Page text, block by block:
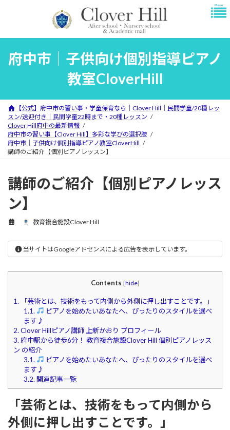
府中市｜子供向け個別指導ピアノ
教室CloverHill
【公式】府中市の習い事・学童保育なら｜Clover Hill｜民間学童/20種レッ
スン/送迎付き｜民間学童22時まで・20種レッスン
Clover Hill府中の最新情報
府中市の習い事【Clover Hill】多彩な学びの選択肢
府中市｜子供向け個別指導ピアノ教室CloverHill
講師のご紹介【個別ピアノレッスン】
講師のご紹介【個別ピアノレッス
ン】
教育複合施設Clover Hill
当サイトはGoogleアドセンスによる広告を表示しています。
Contents [hide]
1. 「芸術とは、技術をもって内側から外側に押し出すことです。」
1.1.
ピアノを始めたいあなたへ、ぴったりのスタイルを選べ
ます♪
2. Clover Hillピアノ講師 上新かおり プロフィール
3. 府中駅から徒歩6分！ 教育複合施設Clover Hill 個別ピアノレッス
ン の紹介
3.1.
ピアノを始めたいあなたへ、ぴったりのスタイルを選べ
ます♪
3.2. 関連記事一覧
「芸術とは、技術をもって内側から
外側に押し出すことです。
」